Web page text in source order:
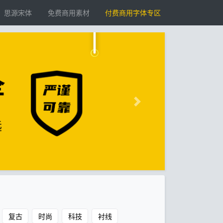
思源宋体 免费商用素材 付费商用字体专区
复古 时尚 科技 衬线